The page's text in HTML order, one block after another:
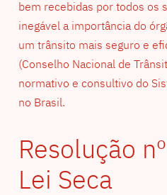
bem recebidas por todos os
inegável a importância do
um trânsito mais seguro e
(Conselho Nacional de
normativo e consultivo do
no Brasil.
Resolução
Lei Seca